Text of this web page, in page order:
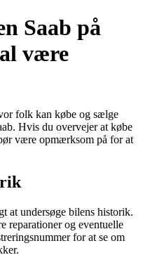
Saab på
være
folk kan købe og sælge
Hvis du overvejer at købe
være opmærksom på for at
at undersøge bilens historik.
reparationer og eventuelle
for at se om